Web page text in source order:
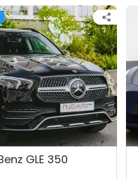
GLE 350